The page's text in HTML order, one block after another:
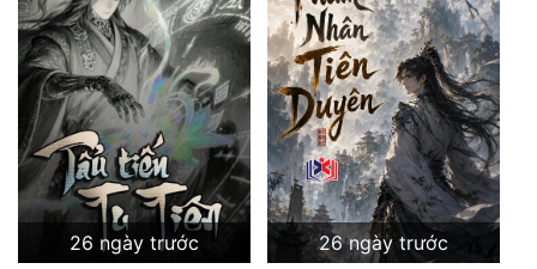
26 ngày trước
26 ngày trước